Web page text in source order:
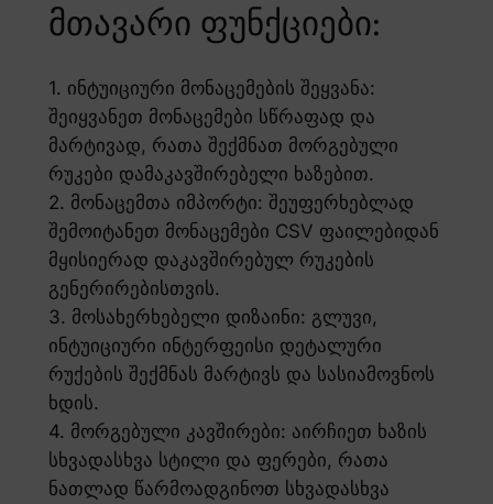
მთავარი ფუნქციები:
1. ინტუიციური მონაცემების შეყვანა:
შეიყვანეთ მონაცემები სწრაფად და
მარტივად, რათა შექმნათ მორგებული
რუკები დამაკავშირებელი ხაზებით.
2. მონაცემთა იმპორტი: შეუფერხებლად
შემოიტანეთ მონაცემები CSV ფაილებიდან
მყისიერად დაკავშირებულ რუკების
გენერირებისთვის.
3. მოსახერხებელი დიზაინი: გლუვი,
ინტუიციური ინტერფეისი დეტალური
რუქების შექმნას მარტივს და სასიამოვნოს
ხდის.
4. მორგებული კავშირები: აირჩიეთ ხაზის
სხვადასხვა სტილი და ფერები, რათა
ნათლად წარმოადგინოთ სხვადასხვა